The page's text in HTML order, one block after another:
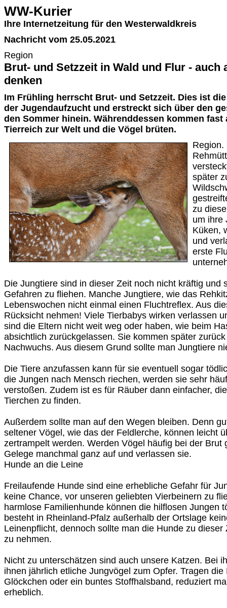
WW-Kurier
Ihre Internetzeitung für den Westerwaldkreis
Nachricht vom 25.05.2021
Region
Brut- und Setzzeit in Wald und Flur - auch
denken
Im Frühling herrscht Brut- und Setzzeit. Dies ist
der Jugendaufzucht und erstreckt sich über den
den Sommer hinein. Währenddessen kommen fast
Tierreich zur Welt und die Vögel brüten.
Region.
später
zu
um ihre
Küken,
und
erste
Die Jungtiere sind in dieser Zeit noch nicht kräftig und
Gefahren zu fliehen. Manche Jungtiere, wie das
Lebenswochen nicht einmal einen Fluchtreflex. Aus
Rücksicht nehmen! Viele Tierbabys wirken verlassen
sind die Eltern nicht weit weg oder haben, wie beim
absichtlich zurückgelassen. Sie kommen später
Nachwuchs. Aus diesem Grund sollte man Jungtiere
Die Tiere anzufassen kann für sie eventuell sogar
die Jungen nach Mensch riechen, werden sie sehr
verstoßen. Zudem ist es für Räuber dann einfacher,
Tierchen zu finden.
Außerdem sollte man auf den Wegen bleiben. Denn
seltener Vögel, wie das der Feldlerche, können leicht
zertrampelt werden. Werden Vögel häufig bei der Brut
Gelege manchmal ganz auf und verlassen sie.
Hunde an die Leine
Freilaufende Hunde sind eine erhebliche Gefahr für
keine Chance, vor unseren geliebten Vierbeinern zu
harmlose Familienhunde können die hilflosen Jungen
besteht in Rheinland-Pfalz außerhalb der Ortslage
Leinenpflicht, dennoch sollte man die Hunde zu
zu nehmen.
Nicht zu unterschätzen sind auch unsere Katzen. Bei
ihnen jährlich etliche Jungvögel zum Opfer. Tragen
Glöckchen oder ein buntes Stoffhalsband, reduziert
erheblich.